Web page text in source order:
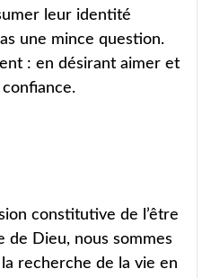
leur identité
une mince question.
: en désirant aimer et
constitutive de l’être
de Dieu, nous sommes
recherche de la vie en